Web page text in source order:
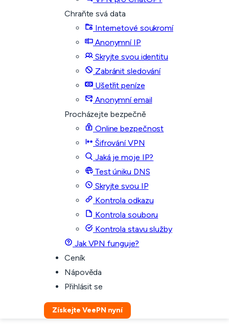
Chraňte svá data
Internetové soukromí
Anonymní IP
Skryjte svou identitu
Zabránit sledování
Ušetřit peníze
Anonymní email
Procházejte bezpečně
Online bezpečnost
Šifrování VPN
Jaká je moje IP?
Test úniku DNS
Skryjte svou IP
Kontrola odkazu
Kontrola souboru
Kontrola stavu služby
Jak VPN funguje?
Ceník
Nápověda
Přihlásit se
Získejte VeePN nyní